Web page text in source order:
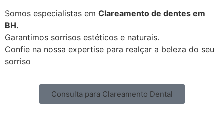
Somos especialistas em Clareamento de dentes em
BH.
Garantimos sorrisos estéticos e naturais.
Confie na nossa expertise para realçar a beleza do seu
sorriso
Consulta para Clareamento Dental